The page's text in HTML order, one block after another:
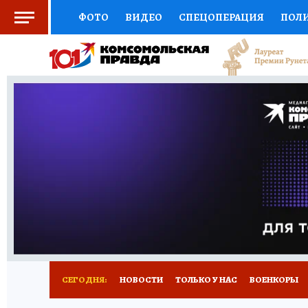
ФОТО ВИДЕО СПЕЦОПЕРАЦИЯ
СОЦПОДДЕРЖКА НАУКА СПОРТ
ВЫБОР ЭКСПЕРТОВ ДОКТОР
ПРОГНОЗЫ НА СПОРТ
НОВОЕ
СЕГОДНЯ: НОВОСТИ ТОЛЬКО У НАС ВОЕНКОРЫ